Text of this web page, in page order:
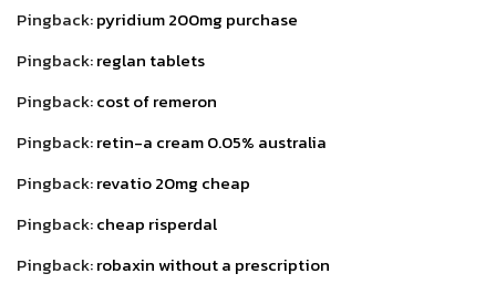
Pingback:pyridium 200mg purchase
Pingback:reglan tablets
Pingback:cost of remeron
Pingback:retin-a cream 0.05% australia
Pingback:revatio 20mg cheap
Pingback:cheap risperdal
Pingback:robaxin without a prescription